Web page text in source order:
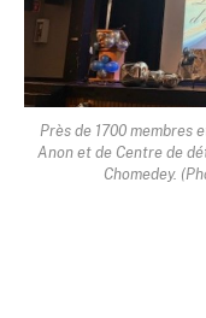
Près de 1700 membres
Anon et de Centre de
Chomedey.